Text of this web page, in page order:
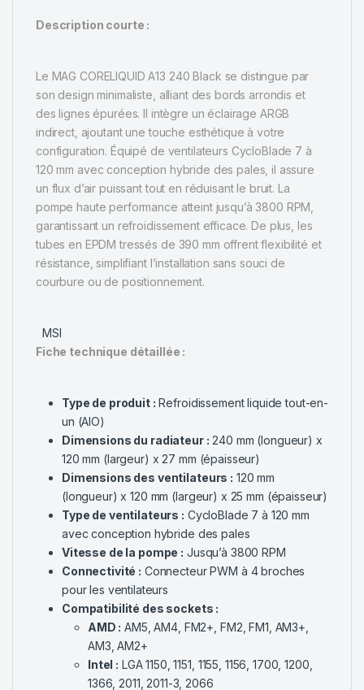
Description courte :
Le MAG CORELIQUID A13 240 Black se distingue par
son design minimaliste, alliant des bords arrondis et
des lignes épurées. Il intègre un éclairage ARGB
indirect, ajoutant une touche esthétique à votre
configuration. Équipé de ventilateurs CycloBlade 7 à
120 mm avec conception hybride des pales, il assure
un flux d’air puissant tout en réduisant le bruit. La
pompe haute performance atteint jusqu’à 3800 RPM,
garantissant un refroidissement efficace. De plus, les
tubes en EPDM tressés de 390 mm offrent flexibilité et
résistance, simplifiant l’installation sans souci de
courbure ou de positionnement.
MSI
Fiche technique détaillée :
Type de produit : Refroidissement liquide tout-en-
un (AIO)
Dimensions du radiateur : 240 mm (longueur) x
120 mm (largeur) x 27 mm (épaisseur)
Dimensions des ventilateurs : 120 mm
(longueur) x 120 mm (largeur) x 25 mm (épaisseur)
Type de ventilateurs : CycloBlade 7 à 120 mm
avec conception hybride des pales
Vitesse de la pompe : Jusqu’à 3800 RPM
Connectivité : Connecteur PWM à 4 broches
pour les ventilateurs
Compatibilité des sockets :
AMD : AM5, AM4, FM2+, FM2, FM1, AM3+,
AM3, AM2+
Intel : LGA 1150, 1151, 1155, 1156, 1700, 1200,
1366, 2011, 2011-3, 2066